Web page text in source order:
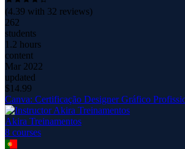
(4.39 with 32 reviews)
262
students
1.2 hours
content
Mar 2022
updated
$14.99
Canva: Certificação Designer Gráfico
Akira Treinamentos
8 courses